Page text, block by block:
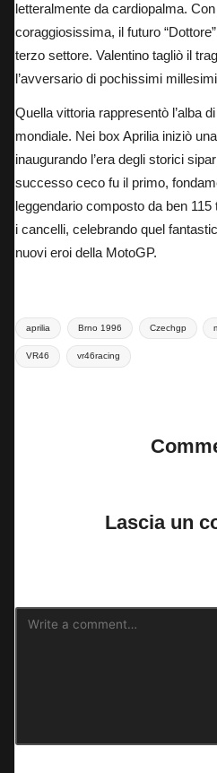
letteralmente da cardiopalma.
coraggiosissima, il futuro
terzo settore. Valentino tagliò il
l’avversario di pochissimi
Quella vittoria rappresentò l’alba
mondiale. Nei box Aprilia iniziò
inaugurando l’era degli storici
successo ceco fu il primo,
leggendario composto da ben
i cancelli, celebrando quel
nuovi eroi della MotoGP.
Tags:
aprilia Brno 1996 Czechgp
VR46 vr46racing
Lascia un